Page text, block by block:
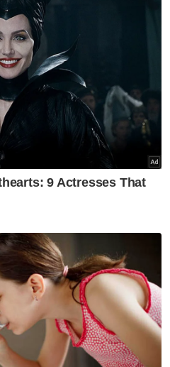
hanya mampu ledak
hati olahraga gagal tepati
tak puas hati punca
jadi saya menyeru
dari semua parti
dengan perbetulkan
orang Melayu dalam
Harapan akan
untuk menyerang
dalam
yakin setelah
kita akan